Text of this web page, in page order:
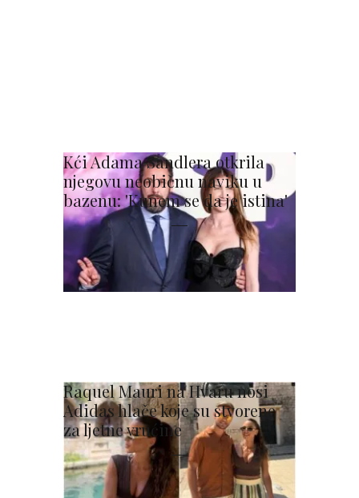
Kći Adama Sandlera otkrila
njegovu neobičnu naviku u
bazenu: 'Kunem se da je istina'
Raquel Mauri na Hvaru nosi
Adidas hlače koje su stvorene
za ljetne vrućine